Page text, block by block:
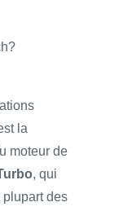
la
moteur de
, qui
des